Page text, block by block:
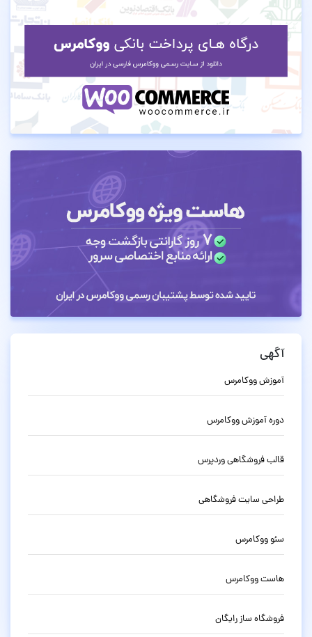
آگهی
آموزش ووکامرس
دوره آموزش ووکامرس
قالب فروشگاهی وردپرس
طراحی سایت فروشگاهی
سئو ووکامرس
هاست ووکامرس
فروشگاه ساز رایگان